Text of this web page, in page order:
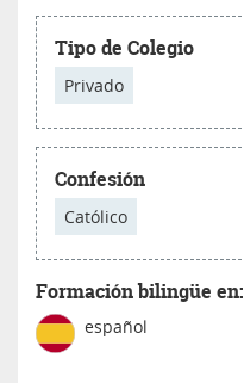
Tipo de Colegio
Privado
Confesión
Católico
Formación bilingüe en:
español